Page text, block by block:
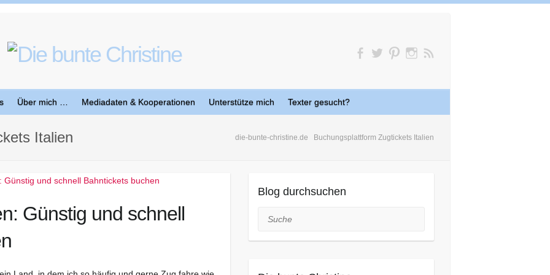
Über mich … Mediadaten & Kooperationen Unterstütze mich Texter gesucht?
die-bunte-christine.de Buchungsplattform Zugtickets Italien
Italien
Günstig und schnell
Blog durchsuchen
Suche